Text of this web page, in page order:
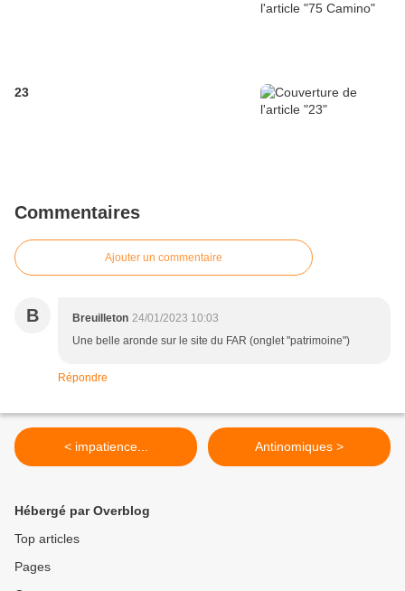
23
Commentaires
Ajouter un commentaire
B Breuilleton 24/01/2023 10:03
Une belle aronde sur le site du FAR (onglet "patrimoine")
Répondre
< impatience... Antinomiques >
Hébergé par Overblog
Top articles
Pages